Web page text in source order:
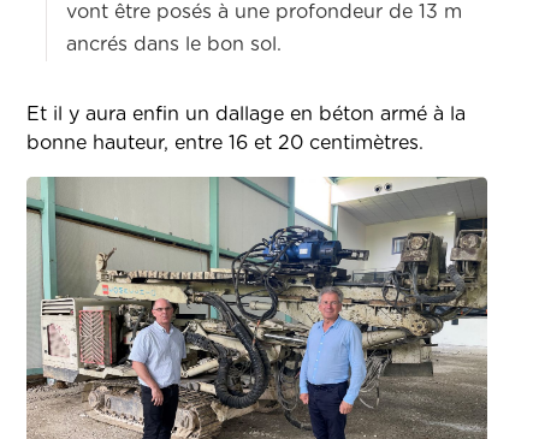
vont être posés à une profondeur de 13 m
ancrés dans le bon sol.
Et il y aura enfin un dallage en béton armé à la
bonne hauteur, entre 16 et 20 centimètres.